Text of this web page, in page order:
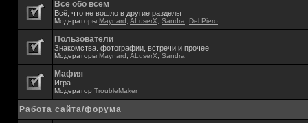
Всё обо всём
Всё, что не вошло в другие разделы
Модераторы Maynard ALuserX Sandra Del Piero
Пользователи
Знакомства. фотографии, встречи и прочее
Модераторы Maynard ALuserX Sandra
Мафия
Игра
Модератор TroubleMaker
Работа сайта/форума